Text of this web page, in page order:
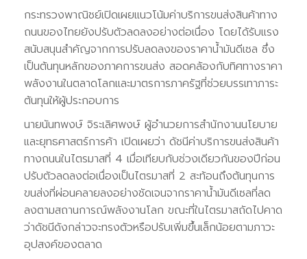
กระทรวงพาณิชย์เปิดเผยแนวโน้มค่าบริการขนส่งสินค้าทาง
ถนนของไทยยังปรับตัวลดลงอย่างต่อเนื่อง โดยได้รับแรง
สนับสนุนสำคัญจากการปรับลดลงของราคาน้ำมันดีเซล ซึ่ง
เป็นต้นทุนหลักของภาคการขนส่ง สอดคล้องกับทิศทางราคา
พลังงานในตลาดโลกและมาตรการภาครัฐที่ช่วยบรรเทาภาระ
ต้นทุนให้ผู้ประกอบการ
นายนันทพงษ์ จิระเลิศพงษ์ ผู้อำนวยการสำนักงานนโยบาย
และยุทธศาสตร์การค้า เปิดเผยว่า ดัชนีค่าบริการขนส่งสินค้า
ทางถนนในไตรมาสที่ 4 เมื่อเทียบกับช่วงเดียวกันของปีก่อน
ปรับตัวลดลงต่อเนื่องเป็นไตรมาสที่ 2 สะท้อนถึงต้นทุนการ
ขนส่งที่ผ่อนคลายลงอย่างชัดเจนจากราคาน้ำมันดีเซลที่ลด
ลงตามสถานการณ์พลังงานโลก ขณะที่ในไตรมาสถัดไปคาด
ว่าดัชนีดังกล่าวจะทรงตัวหรือปรับเพิ่มขึ้นเล็กน้อยตามภาวะ
อุปสงค์ของตลาด